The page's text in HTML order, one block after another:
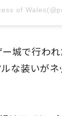
ー城で行わ
ルな装いが